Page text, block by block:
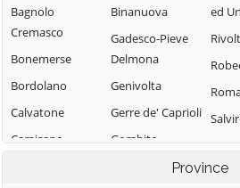
Bagnolo
Cremasco
Bonemerse
Bordolano
Calvatone
Camisano
Binanuova
Gadesco-Pieve
Delmona
Genivolta
Gerre de' Caprioli
Gombito
ed
San
San
Province